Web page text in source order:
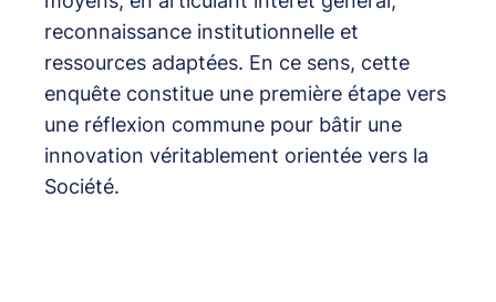
reconnaissance institutionnelle et
ressources adaptées. En ce sens, cette
enquête constitue une première étape vers
une réflexion commune pour bâtir une
innovation véritablement orientée vers la
Société.